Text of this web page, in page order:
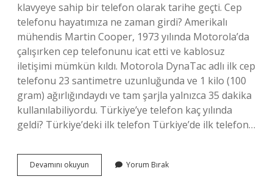
klavyeye sahip bir telefon olarak tarihe geçti. Cep
telefonu hayatımıza ne zaman girdi? Amerikalı
mühendis Martin Cooper, 1973 yılında Motorola’da
çalışırken cep telefonunu icat etti ve kablosuz
iletişimi mümkün kıldı. Motorola DynaTac adlı ilk cep
telefonu 23 santimetre uzunluğunda ve 1 kilo (100
gram) ağırlığındaydı ve tam şarjla yalnızca 35 dakika
kullanılabiliyordu. Türkiye’ye telefon kaç yılında
geldi? Türkiye’deki ilk telefon Türkiye’de ilk telefon…
Devamını okuyun
Telefonlar
Yorum Bırak